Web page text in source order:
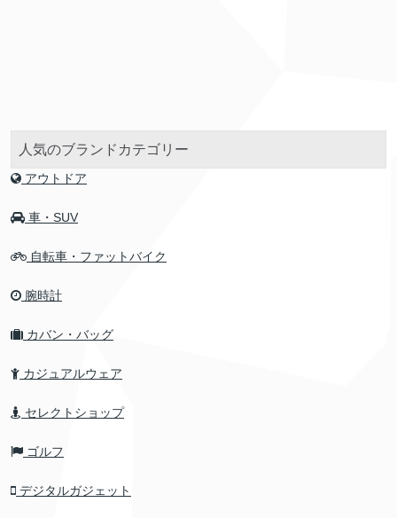
人気のブランドカテゴリー
アウトドア
車・SUV
自転車・ファットバイク
腕時計
カバン・バッグ
カジュアルウェア
セレクトショップ
ゴルフ
デジタルガジェット